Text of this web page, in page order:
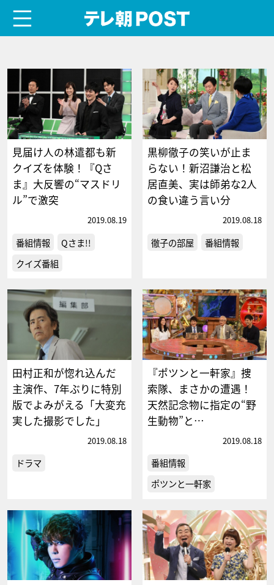
見届け人の林遣都も新
クイズを体験！『Qさ
ま』大反響の“マスドリ
ル”で激突
2019.08.19
番組情報
Qさま!!
クイズ番組
黒柳徹子の笑いが止ま
らない！新沼謙治と松
居直美、実は師弟な2人
の食い違う言い分
2019.08.18
徹子の部屋 番組情報
田村正和が惚れ込んだ
主演作、7年ぶりに特別
版でよみがえる「大変充
実した撮影でした」
2019.08.18
ドラマ
『ポツンと一軒家』捜
索隊、まさかの遭遇！
天然記念物に指定の“野
生動物”と…
2019.08.18
番組情報
ポツンと一軒家